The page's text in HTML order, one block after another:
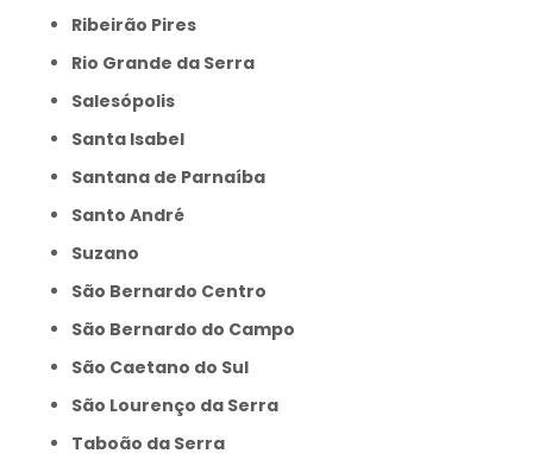
Ribeirão Pires
Rio Grande da Serra
Salesópolis
Santa Isabel
Santana de Parnaíba
Santo André
Suzano
São Bernardo Centro
São Bernardo do Campo
São Caetano do Sul
São Lourenço da Serra
Taboão da Serra